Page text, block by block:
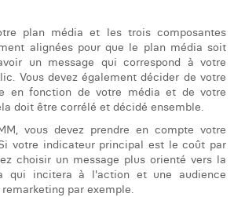
plan média et les trois composantes
alignées pour que le plan média soit
un message qui correspond à votre
Vous devez également décider de votre
en fonction de votre média et de votre
doit être corrélé et décidé ensemble.
vous devez prendre en compte votre
votre indicateur principal est le coût par
choisir un message plus orienté vers la
qui incitera à l'action et une audience
par exemple.